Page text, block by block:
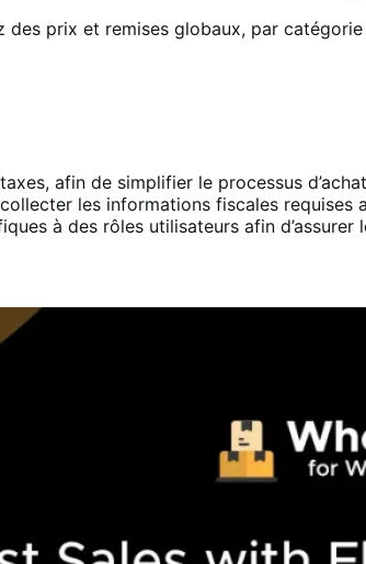
des prix et remises globaux, par
afin de simplifier le processus
les informations fiscales requises
à des rôles utilisateurs afin